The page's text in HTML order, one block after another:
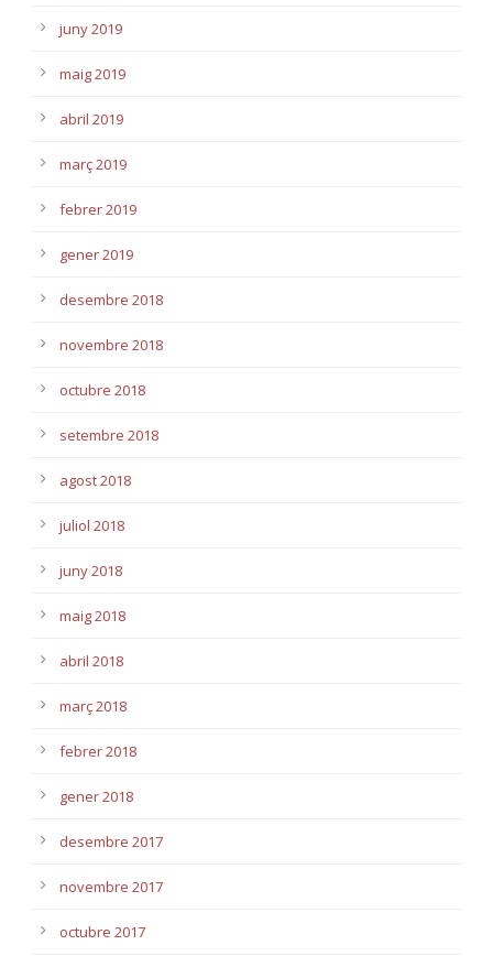
juny 2019
maig 2019
abril 2019
març 2019
febrer 2019
gener 2019
desembre 2018
novembre 2018
octubre 2018
setembre 2018
agost 2018
juliol 2018
juny 2018
maig 2018
abril 2018
març 2018
febrer 2018
gener 2018
desembre 2017
novembre 2017
octubre 2017